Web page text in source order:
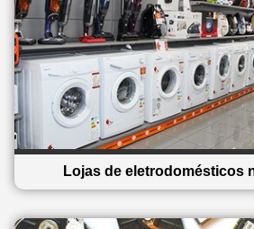
Lojas de eletrodomésticos